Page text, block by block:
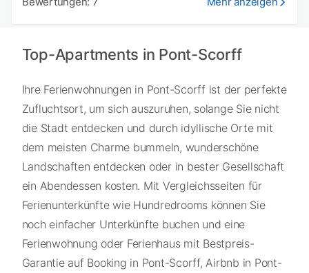
Top-Apartments in Pont-Scorff
Ihre Ferienwohnungen in Pont-Scorff ist der perfekte
Zufluchtsort, um sich auszuruhen, solange Sie nicht
die Stadt entdecken und durch idyllische Orte mit
dem meisten Charme bummeln, wunderschöne
Landschaften entdecken oder in bester Gesellschaft
ein Abendessen kosten. Mit Vergleichsseiten für
Ferienunterkünfte wie Hundredrooms können Sie
noch einfacher Unterkünfte buchen und eine
Ferienwohnung oder Ferienhaus mit Bestpreis-
Garantie auf Booking in Pont-Scorff, Airbnb in Pont-